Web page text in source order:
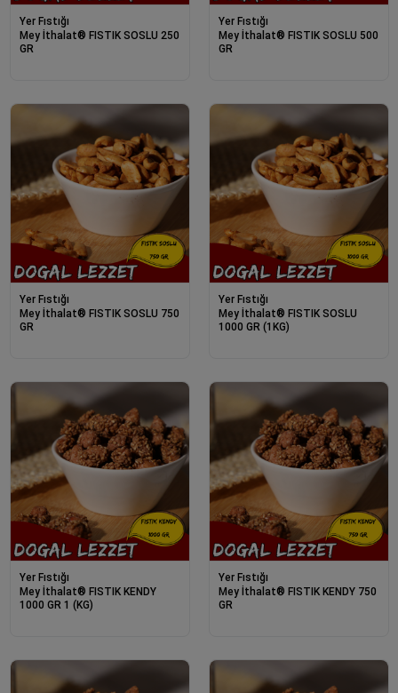
Yer Fıstığı
Mey İthalat® FISTIK SOSLU 250
GR
Yer Fıstığı
Mey İthalat® FISTIK SOSLU 500
GR
Yer Fıstığı
Mey İthalat® FISTIK SOSLU 750
GR
Yer Fıstığı
Mey İthalat® FISTIK SOSLU
1000 GR (1KG)
Yer Fıstığı
Mey İthalat® FISTIK KENDY
1000 GR 1 (KG)
Yer Fıstığı
Mey İthalat® FISTIK KENDY 750
GR